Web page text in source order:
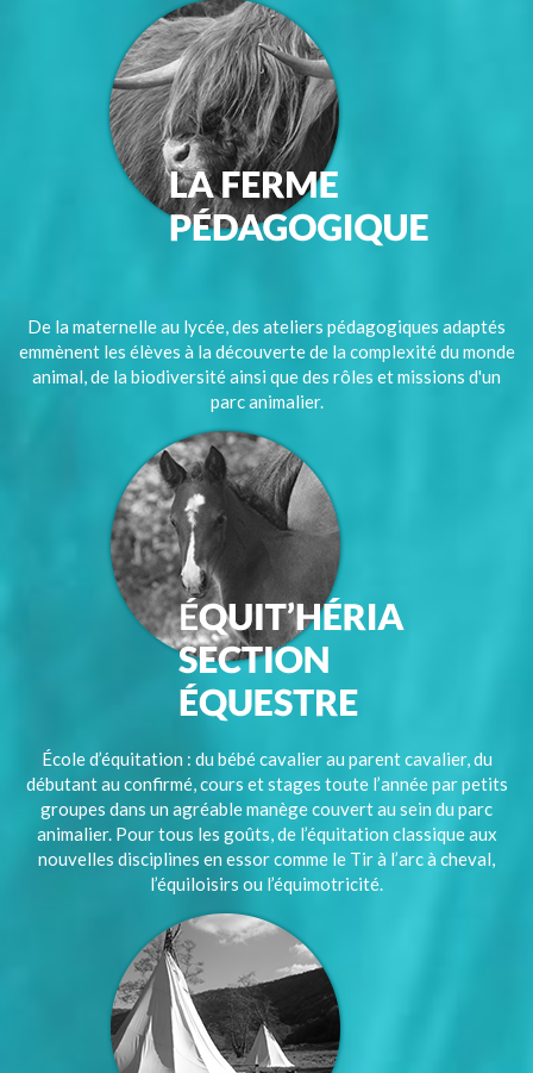
De la maternelle au lycée, des ateliers pédagogiques adaptés
emmènent les élèves à la découverte de la complexité du monde
animal, de la biodiversité ainsi que des rôles et missions d'un
parc animalier.
École d’équitation : du bébé cavalier au parent cavalier, du
débutant au confirmé, cours et stages toute l’année par petits
groupes dans un agréable manège couvert au sein du parc
animalier. Pour tous les goûts, de l’équitation classique aux
nouvelles disciplines en essor comme le Tir à l’arc à cheval,
l’équiloisirs ou l’équimotricité.